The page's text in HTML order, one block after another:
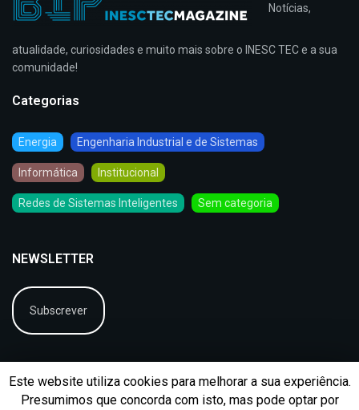
Notícias,
atualidade, curiosidades e muito mais sobre o INESC TEC e a sua
comunidade!
Categorias
Energia Engenharia Industrial e de Sistemas
Informática Institucional
Redes de Sistemas Inteligentes Sem categoria
NEWSLETTER
Subscrever
Este website utiliza cookies para melhorar a sua experiência.
Presumimos que concorda com isto, mas pode optar por